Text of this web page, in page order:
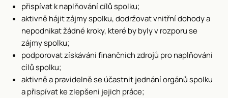
přispívat k naplňování cílů spolku;
aktivně hájit zájmy spolku, dodržovat vnitřní dohody a
nepodnikat žádné kroky, které by byly v rozporu se
zájmy spolku;
podporovat získávání finančních zdrojů pro naplňování
cílů spolku;
aktivně a pravidelně se účastnit jednání orgánů spolku
a přispívat ke zlepšení jejich práce;